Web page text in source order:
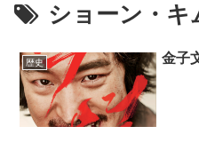
ショーン・キ
歴史 金子